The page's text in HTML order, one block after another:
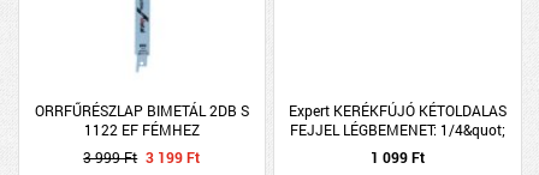
ORRFŰRÉSZLAP BIMETÁL 2DB S
1122 EF FÉMHEZ
3 999 Ft 3 199 Ft
Expert KERÉKFÚJÓ KÉTOLDALAS
FEJJEL LÉGBEMENET: 1/4&quot;
EXPERT
1 099 Ft